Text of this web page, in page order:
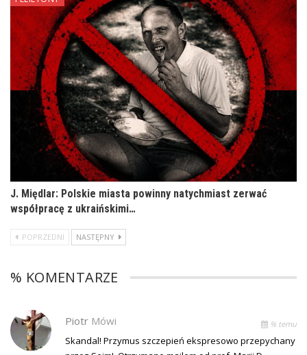
J. Międlar: Polskie miasta powinny natychmiast zerwać
współpracę z ukraińskimi…
POPRZEDNI NASTĘPNY
% KOMENTARZE
Piotr Mówi % temu
Skandal! Przymus szczepień ekspresowo przepychany